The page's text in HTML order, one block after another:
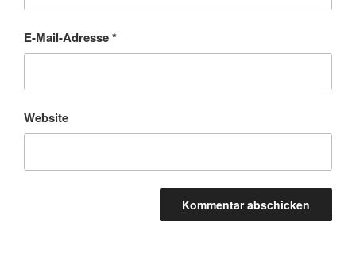
E-Mail-Adresse*
Website